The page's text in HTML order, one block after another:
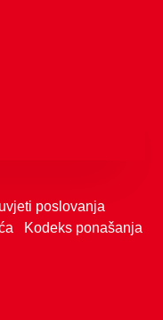
poslovanja
Kodeks ponašanja